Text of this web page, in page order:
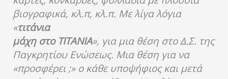
βιογραφικά, κλ.π, κλ.π. Με λίγα λόγια
«τιτάνια
μάχη στο ΤΙΤΑΝΙΑ», για μια θέση στο Δ.Σ. της
Παγκρητίου Ενώσεως. Μια θέση για να
«προσφέρει ;» ο κάθε υποψήφιος και μετά